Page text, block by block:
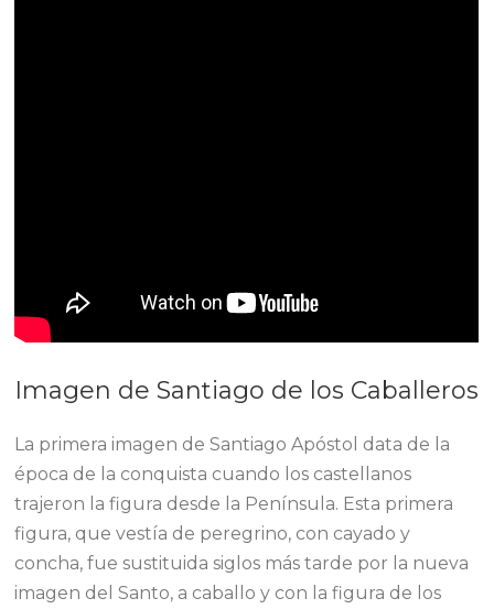
Imagen de Santiago de los Caballeros
La primera imagen de Santiago Apóstol data de la
época de la conquista cuando los castellanos
trajeron la figura desde la Península. Esta primera
figura, que vestía de peregrino, con cayado y
concha, fue sustituida siglos más tarde por la nueva
imagen del Santo, a caballo y con la figura de los